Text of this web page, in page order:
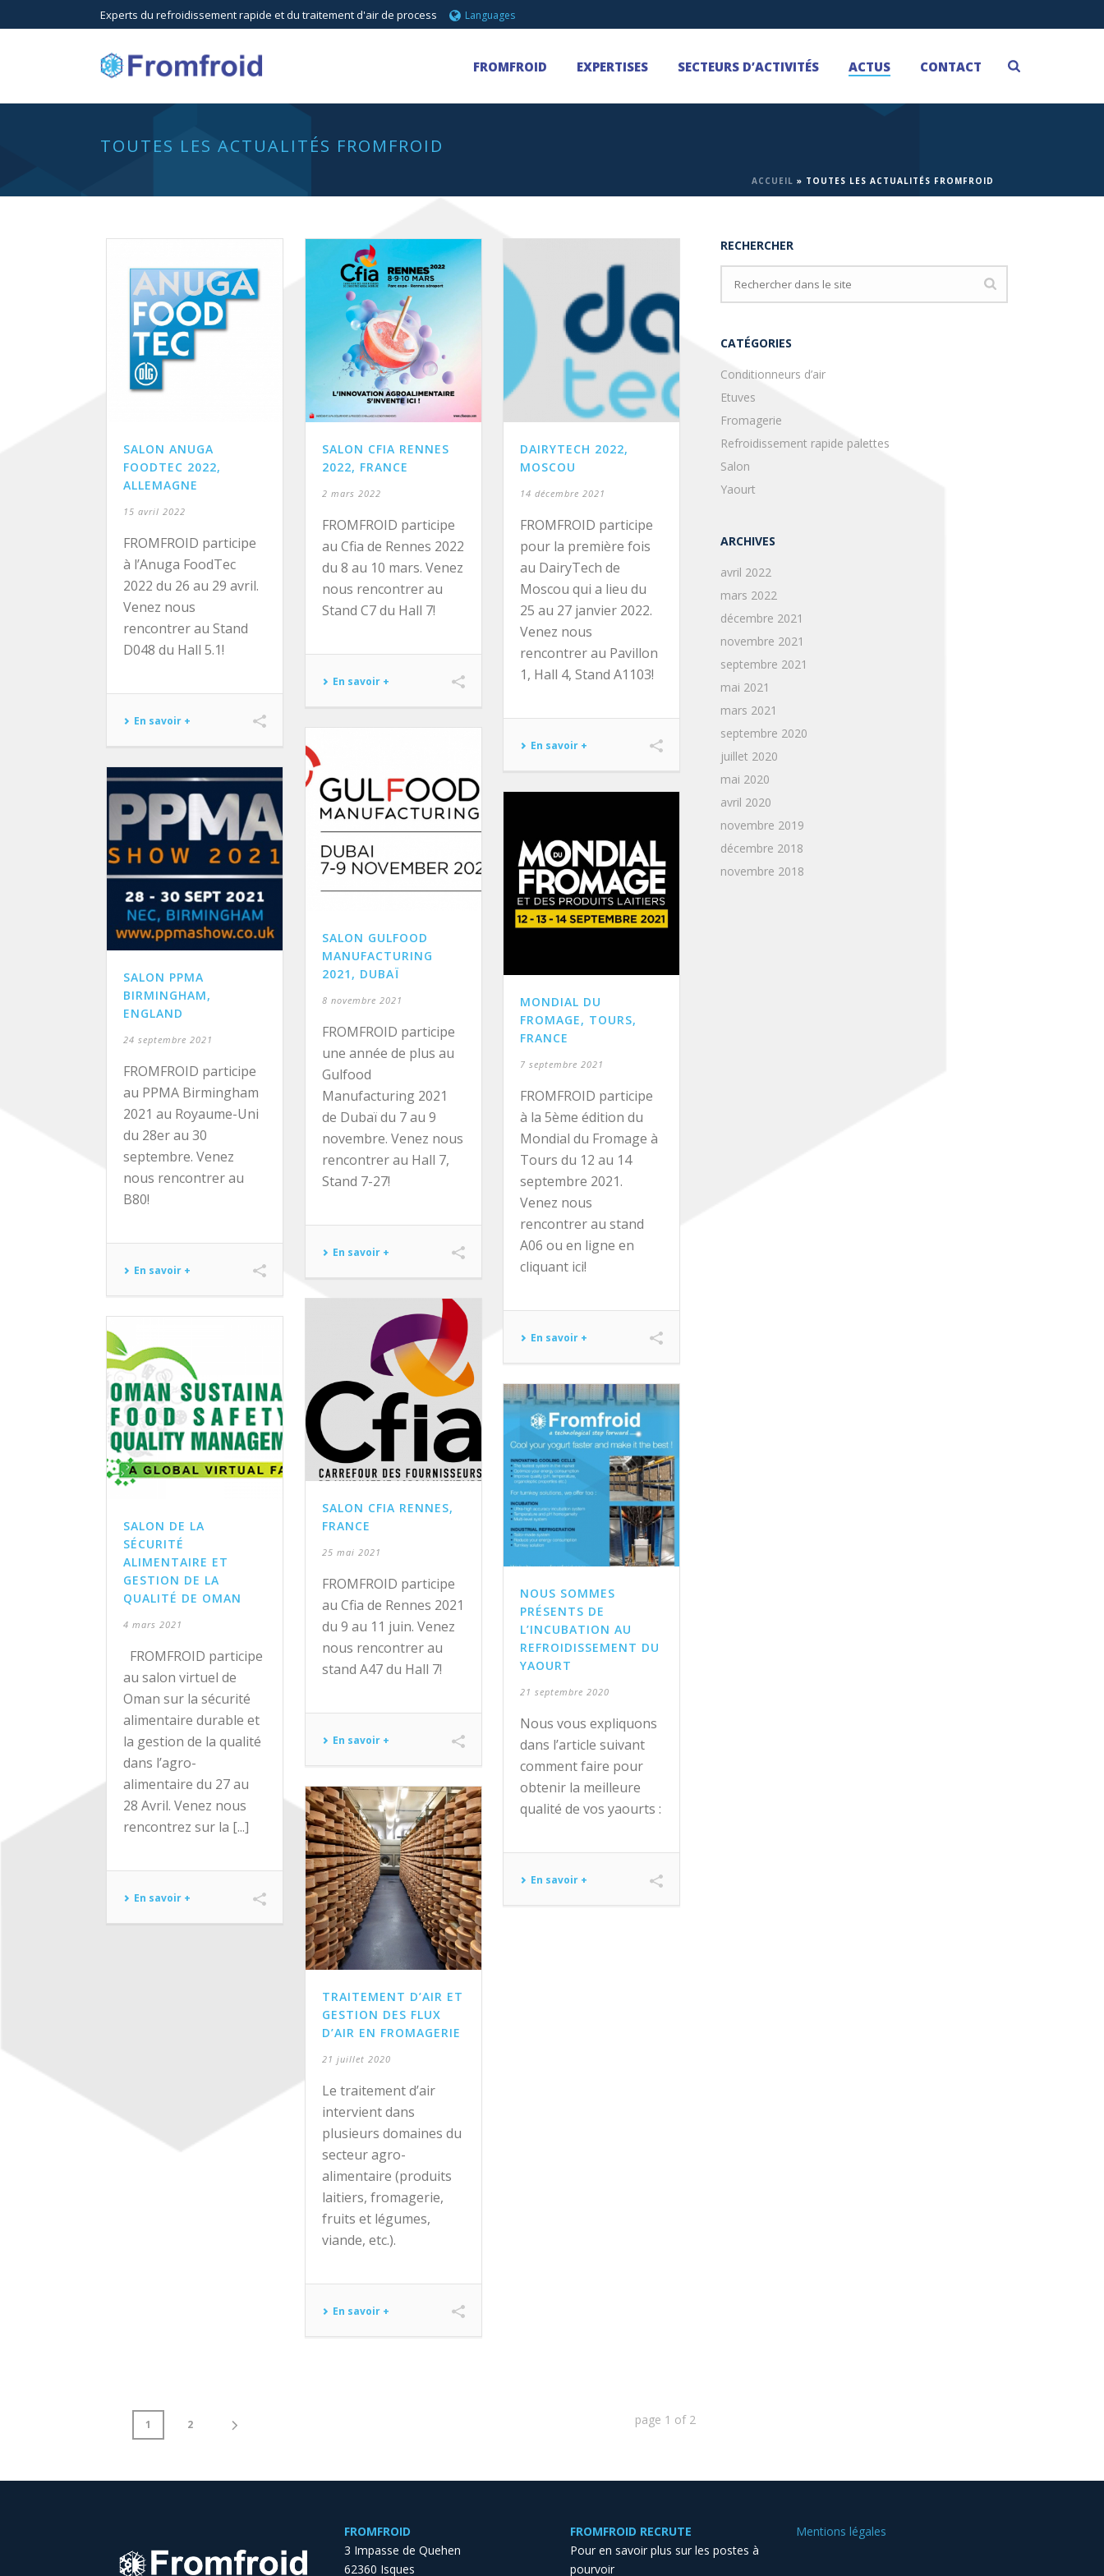
Experts du refroidissement rapide et du traitement d'air de process Languages
FROMFROID EXPERTISES SECTEURS D’ACTIVITÉS ACTUS CONTACT
TOUTES LES ACTUALITÉS FROMFROID
ACCUEIL » TOUTES LES ACTUALITÉS FROMFROID
SALON ANUGA
FOODTEC 2022,
ALLEMAGNE
15 avril 2022
FROMFROID participe
à l’Anuga FoodTec
2022 du 26 au 29 avril.
Venez nous
rencontrer au Stand
D048 du Hall 5.1!
En savoir +
SALON CFIA RENNES
2022, FRANCE
2 mars 2022
FROMFROID participe
au Cfia de Rennes 2022
du 8 au 10 mars. Venez
nous rencontrer au
Stand C7 du Hall 7!
En savoir +
DAIRYTECH 2022,
MOSCOU
14 décembre 2021
FROMFROID participe
pour la première fois
au DairyTech de
Moscou qui a lieu du
25 au 27 janvier 2022.
Venez nous
rencontrer au Pavillon
1, Hall 4, Stand A1103!
En savoir +
SALON GULFOOD
MANUFACTURING
2021, DUBAÏ
8 novembre 2021
FROMFROID participe
une année de plus au
Gulfood
Manufacturing 2021
de Dubaï du 7 au 9
novembre. Venez nous
rencontrer au Hall 7,
Stand 7-27!
En savoir +
SALON PPMA
BIRMINGHAM,
ENGLAND
24 septembre 2021
FROMFROID participe
au PPMA Birmingham
2021 au Royaume-Uni
du 28er au 30
septembre. Venez
nous rencontrer au
B80!
En savoir +
MONDIAL DU
FROMAGE, TOURS,
FRANCE
7 septembre 2021
FROMFROID participe
à la 5ème édition du
Mondial du Fromage à
Tours du 12 au 14
septembre 2021.
Venez nous
rencontrer au stand
A06 ou en ligne en
cliquant ici!
En savoir +
SALON CFIA RENNES,
FRANCE
25 mai 2021
FROMFROID participe
au Cfia de Rennes 2021
du 9 au 11 juin. Venez
nous rencontrer au
stand A47 du Hall 7!
En savoir +
SALON DE LA
SÉCURITÉ
ALIMENTAIRE ET
GESTION DE LA
QUALITÉ DE OMAN
4 mars 2021
FROMFROID participe
au salon virtuel de
Oman sur la sécurité
alimentaire durable et
la gestion de la qualité
dans l’agro-
alimentaire du 27 au
28 Avril. Venez nous
rencontrez sur la [...]
En savoir +
NOUS SOMMES
PRÉSENTS DE
L’INCUBATION AU
REFROIDISSEMENT DU
YAOURT
21 septembre 2020
Nous vous expliquons
dans l’article suivant
comment faire pour
obtenir la meilleure
qualité de vos yaourts :
En savoir +
TRAITEMENT D’AIR ET
GESTION DES FLUX
D’AIR EN FROMAGERIE
21 juillet 2020
Le traitement d’air
intervient dans
plusieurs domaines du
secteur agro-
alimentaire (produits
laitiers, fromagerie,
fruits et légumes,
viande, etc.).
En savoir +
1 2 page 1 of 2
RECHERCHER
CATÉGORIES
Conditionneurs d’air
Etuves
Fromagerie
Refroidissement rapide palettes
Salon
Yaourt
ARCHIVES
avril 2022
mars 2022
décembre 2021
novembre 2021
septembre 2021
mai 2021
mars 2021
septembre 2020
juillet 2020
mai 2020
avril 2020
novembre 2019
décembre 2018
novembre 2018
FROMFROID
3 Impasse de Quehen
62360 Isques
FROMFROID RECRUTE
Pour en savoir plus sur les postes à
pourvoir
Mentions légales